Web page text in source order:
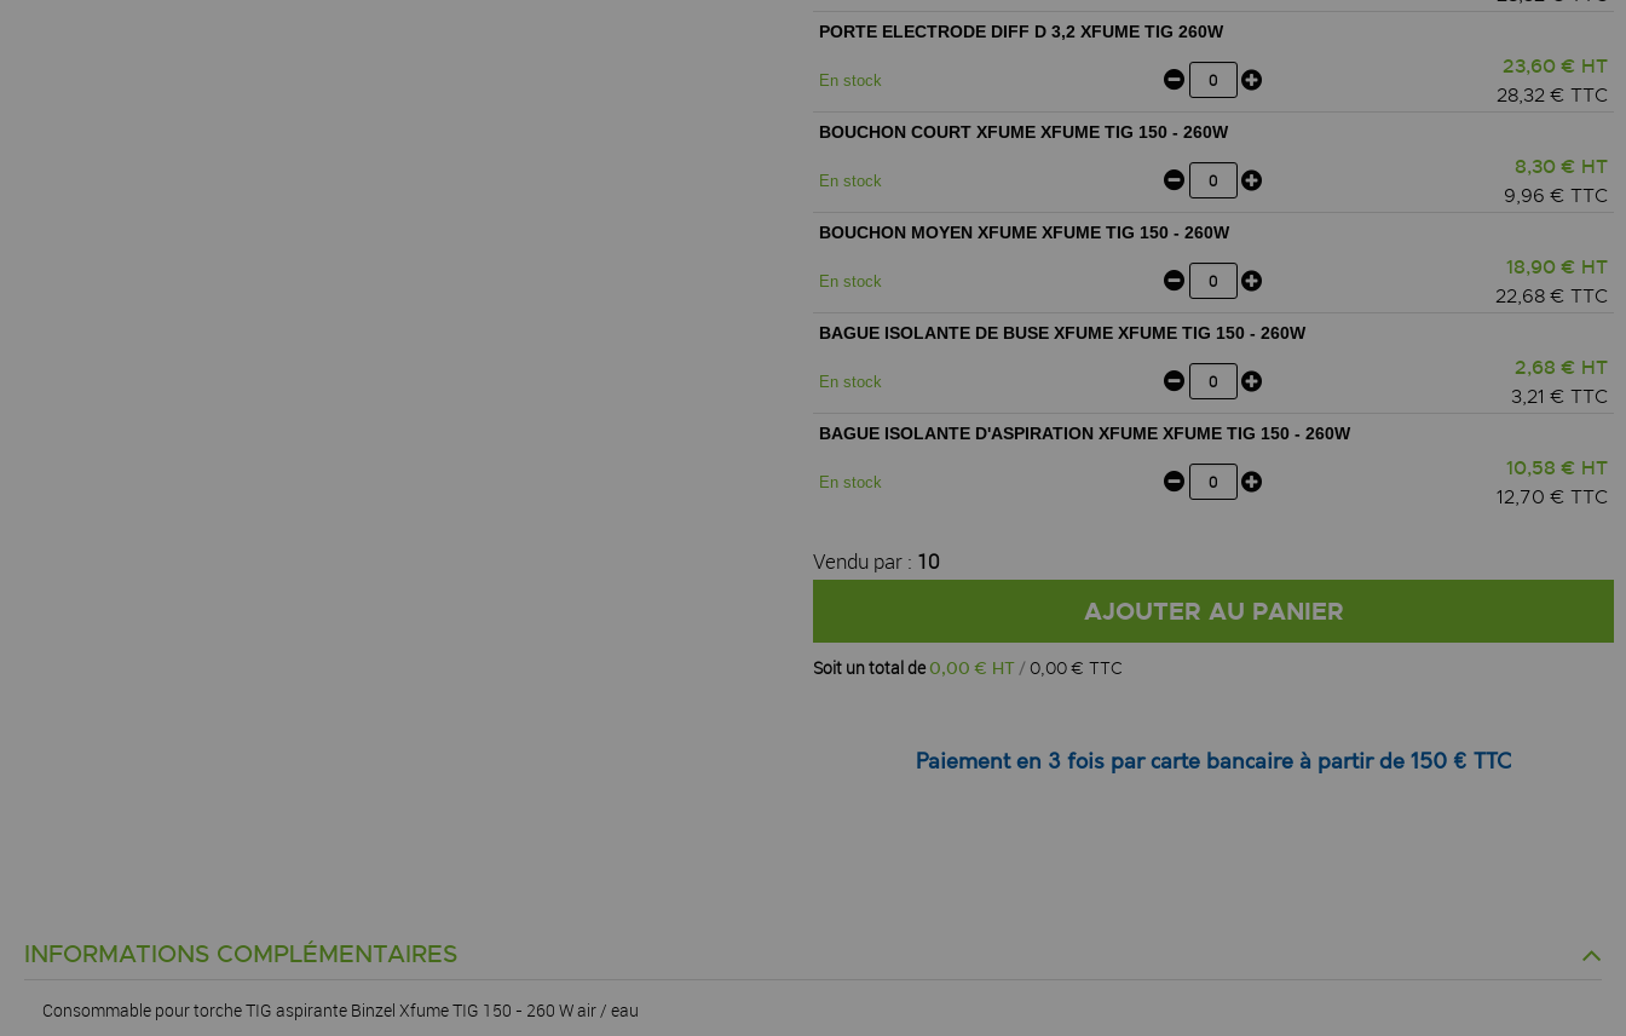
PORTE ELECTRODE DIFF D 3,2 XFUME TIG 260W
En stock
23,60 € HT
28,32 € TTC
BOUCHON COURT XFUME XFUME TIG 150 - 260W
En stock
8,30 € HT
9,96 € TTC
BOUCHON MOYEN XFUME XFUME TIG 150 - 260W
En stock
18,90 € HT
22,68 € TTC
BAGUE ISOLANTE DE BUSE XFUME XFUME TIG 150 - 260W
En stock
2,68 € HT
3,21 € TTC
BAGUE ISOLANTE D'ASPIRATION XFUME XFUME TIG 150 - 260W
En stock
10,58 € HT
12,70 € TTC
Vendu par : 10
AJOUTER AU PANIER
Soit un total de0,00 € HT 0,00€ TTC
Paiement en 3 fois par carte bancaire à partir de 150 € TTC
INFORMATIONS COMPLÉMENTAIRES
Consommable pour torche TIG aspirante Binzel Xfume TIG 150 - 260 W air / eau